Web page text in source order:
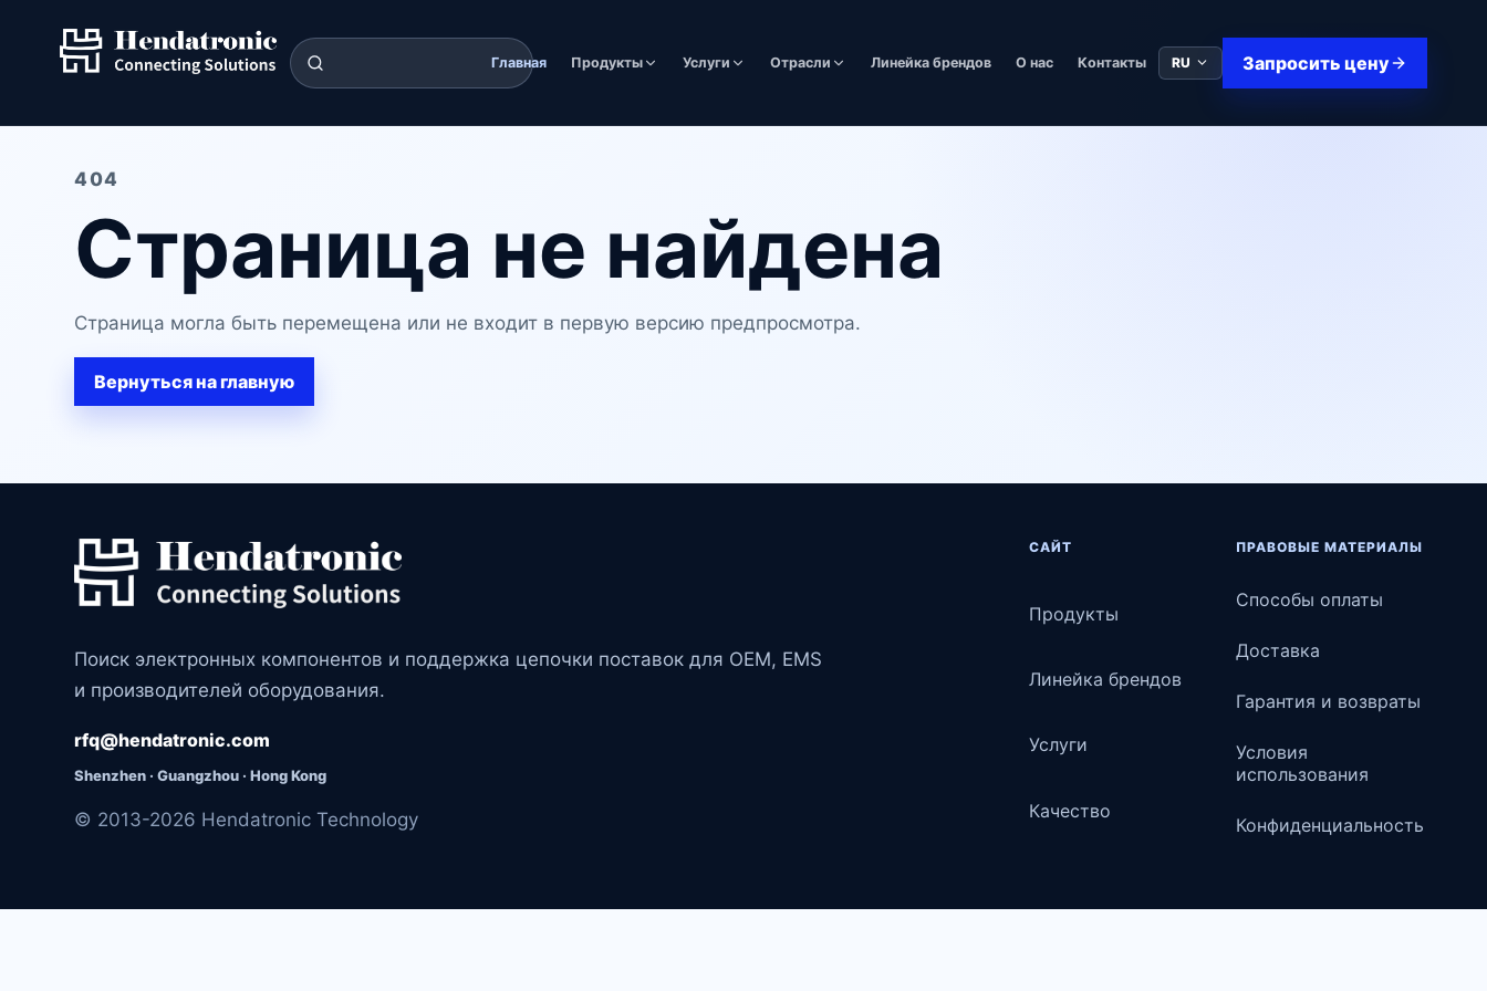
Главная Продукты Услуги Отрасли Линейка брендов О нас Контакты RU Запросить цену
404
Страница не найдена
Страница могла быть перемещена или не входит в первую версию предпросмотра.
Вернуться на главную
Поиск электронных компонентов и поддержка цепочки поставок для OEM, EMS
и производителей оборудования.
rfq@hendatronic.com
Shenzhen · Guangzhou · Hong Kong
© 2013-2026 Hendatronic Technology
САЙТ
Продукты
Линейка брендов
Услуги
Качество
ПРАВОВЫЕ МАТЕРИАЛЫ
Способы оплаты
Доставка
Гарантия и возвраты
Условия
использования
Конфиденциальность